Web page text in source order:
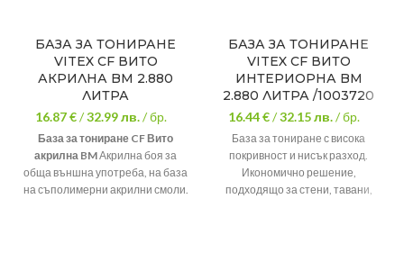
БАЗА ЗА ТОНИРАНЕ
VITEX CF ВИТО
АКРИЛНА BM 2.880
ЛИТРА
16.87 €/32.99лв./ бр.
База за тониране CF Вито
акрилна BMАкрилна боя за
обща външна употреба, на база
на съполимерни акрилни смоли.
БАЗА ЗА ТОНИРАНЕ
VITEX CF ВИТО
ИНТЕРИОРНА BM
2.880 ЛИТРА /1003720
16.44 €/32.15лв./ бр.
База за тониране с висока
покривност и нисък разход.
Икономично решение,
подходящо за стени, тавани,